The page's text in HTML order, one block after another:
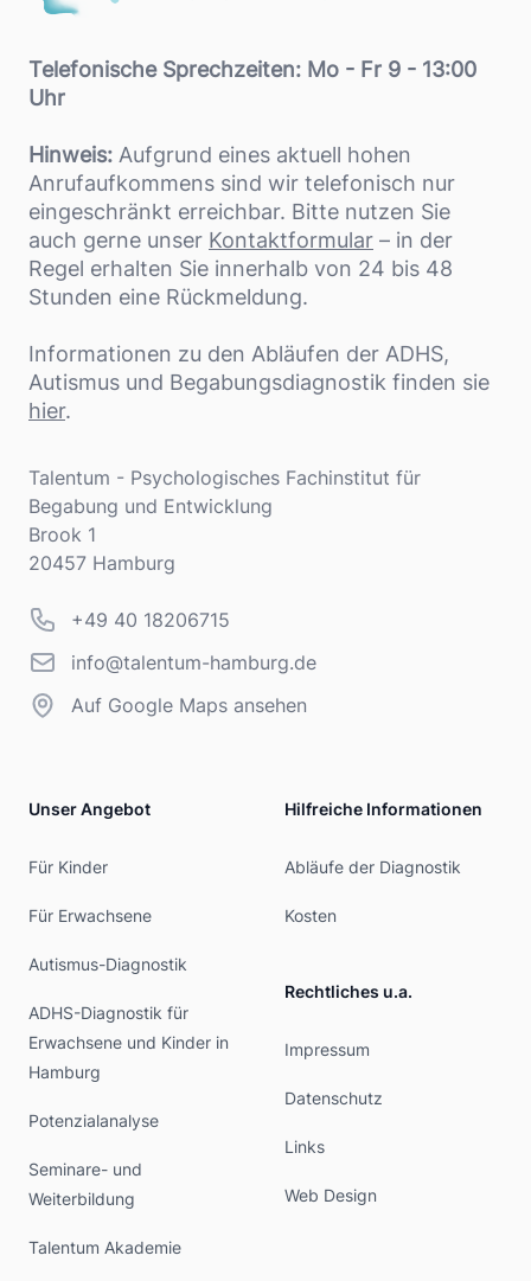
Telefonische Sprechzeiten: Mo - Fr 9 - 13:00
Uhr
Hinweis: Aufgrund eines aktuell hohen
Anrufaufkommens sind wir telefonisch nur
eingeschränkt erreichbar. Bitte nutzen Sie
auch gerne unser Kontaktformular – in der
Regel erhalten Sie innerhalb von 24 bis 48
Stunden eine Rückmeldung.
Informationen zu den Abläufen der ADHS,
Autismus und Begabungsdiagnostik finden sie
hier.
Adresse
Talentum - Psychologisches Fachinstitut für
Begabung und Entwicklung
Brook 1
20457 Hamburg
Telefonnummer
+49 40 18206715
info@talentum-hamburg.de
info@talentum-hamburg.de
Auf Google Maps ansehen
Unser Angebot
Für Kinder
Für Erwachsene
Autismus-Diagnostik
ADHS-Diagnostik für
Erwachsene und Kinder in
Hamburg
Potenzialanalyse
Seminare- und
Weiterbildung
Talentum Akademie
Hilfreiche Informationen
Abläufe der Diagnostik
Kosten
Rechtliches u.a.
Impressum
Datenschutz
Links
Web Design